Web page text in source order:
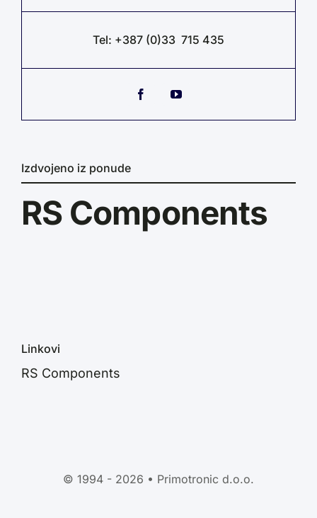
Tel: +387 (0)33 715 435
Izdvojeno iz ponude
RS Components
Linkovi
RS Components
© 1994 - 2026 • Primotronic d.o.o.